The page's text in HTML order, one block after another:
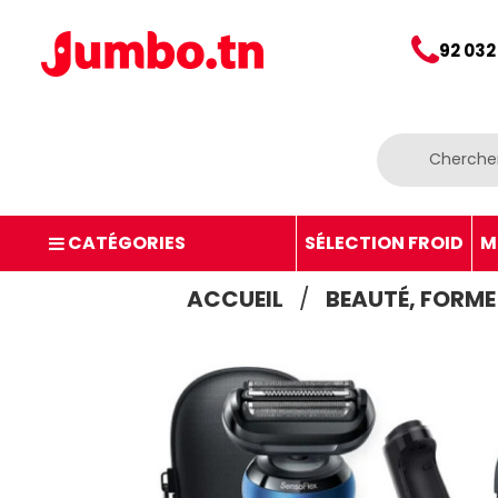
92
CATÉGORIES SÉLECTION FROID
ACCUEIL BEAUTÉ,